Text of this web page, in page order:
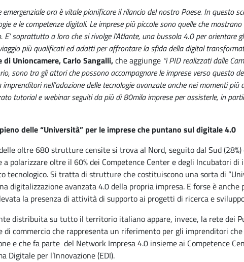
emergenziale ora è vitale pianificare il rilancio del nostro Paese. In questo
e le competenze digitali. Le imprese più piccole sono quelle che
E’ soprattutto a loro che si rivolge l’Atlante, una bussola 4.0 per orientare
più qualificati ed adatti per affrontare la sfida della digital
di Unioncamere, Carlo Sangalli,che aggiunge “i PID realizzati dalle
sono tra gli attori che possono accompagnare le imprese verso questo
nell’adozione delle tecnologie avanzate anche nei momenti più
tutorial e webinar seguiti da più di 80mila imprese per assisterle, in
delle “Università” per le imprese che puntano sul digitale 4.0
oltre 680 strutture censite si trova al Nord, seguito dal Sud (28%)
polarizzare oltre il 60% dei Competence Center e degli Incubatori di
tecnologico. Si tratta di strutture che costituiscono una sorta di
digitalizzazione avanzata 4.0 della propria impresa. E forse è
la presenza di attività di supporto ai progetti di ricerca e
distribuita su tutto il territorio italiano appare, invece, la rete dei
di commercio che rappresenta un riferimento per gli imprenditori
e che fa parte del Network Impresa 4.0 insieme ai Competence
Digitale per l’Innovazione (EDI).